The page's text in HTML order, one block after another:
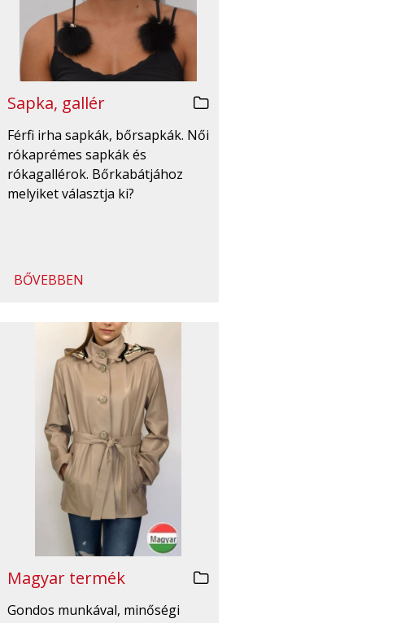
Sapka, gallér
Férfi irha sapkák, bőrsapkák. Női
rókaprémes sapkák és
rókagallérok. Bőrkabátjához
melyiket választja ki?
BŐVEBBEN
Magyar termék
Gondos munkával, minőségi